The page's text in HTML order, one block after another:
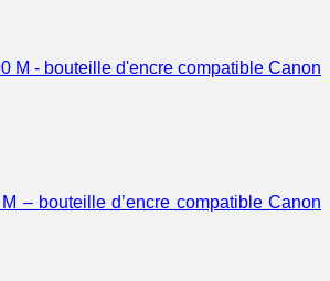
– bouteille d’encre compatible Canon